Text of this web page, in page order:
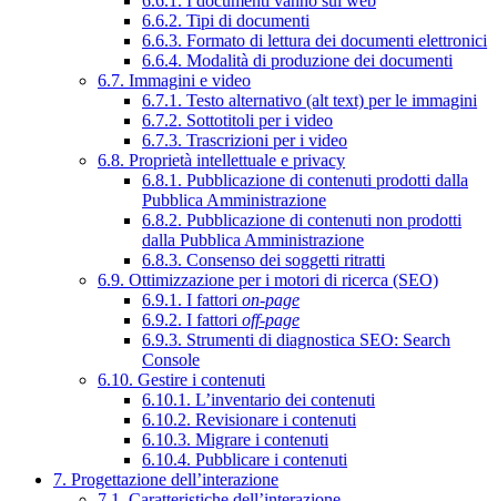
6.6.2. Tipi di documenti
6.6.3. Formato di lettura dei documenti elettronici
6.6.4. Modalità di produzione dei documenti
6.7. Immagini e video
6.7.1. Testo alternativo (alt text) per le immagini
6.7.2. Sottotitoli per i video
6.7.3. Trascrizioni per i video
6.8. Proprietà intellettuale e privacy
6.8.1. Pubblicazione di contenuti prodotti dalla
Pubblica Amministrazione
6.8.2. Pubblicazione di contenuti non prodotti
dalla Pubblica Amministrazione
6.8.3. Consenso dei soggetti ritratti
6.9. Ottimizzazione per i motori di ricerca (SEO)
6.9.1. I fattori on-page
6.9.2. I fattori off-page
6.9.3. Strumenti di diagnostica SEO: Search
Console
6.10. Gestire i contenuti
6.10.1. L’inventario dei contenuti
6.10.2. Revisionare i contenuti
6.10.3. Migrare i contenuti
6.10.4. Pubblicare i contenuti
7. Progettazione dell’interazione